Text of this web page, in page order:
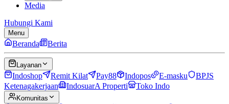
Media
Hubungi Kami
Menu
Beranda Berita
Layanan
Indoshop Remit Kilat Pay88 Indopos E-masku
BPJS
Ketenagakerjaan
IndosuarA Properti Toko Indo
Komunitas